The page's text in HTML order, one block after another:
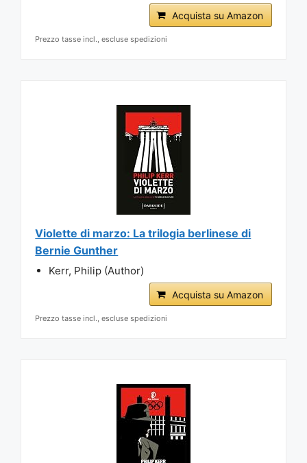
Acquista su Amazon
Prezzo tasse incl., escluse spedizioni
Violette di marzo: La trilogia berlinese di
Bernie Gunther
Kerr, Philip (Author)
Acquista su Amazon
Prezzo tasse incl., escluse spedizioni